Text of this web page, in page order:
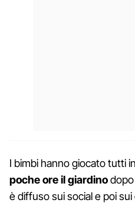
I bimbi hanno giocato tutti
poche ore il giardino
è diffuso sui social e poi